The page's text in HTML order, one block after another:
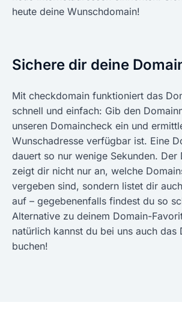
heute deine Wunschdomain!
Sichere dir deine
Mit checkdomain funktioniert das
schnell und einfach: Gib den
unseren Domaincheck ein und
Wunschadresse verfügbar ist. Eine
dauert so nur wenige Sekunden. Der
zeigt dir nicht nur an, welche
vergeben sind, sondern listet dir
auf – gegebenenfalls findest du so
Alternative zu deinem Domain-
natürlich kannst du bei uns auch das
buchen!